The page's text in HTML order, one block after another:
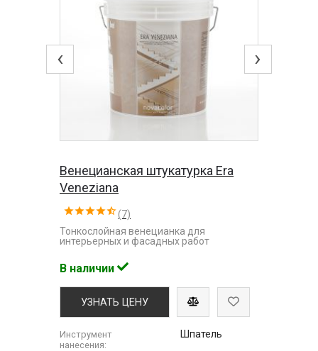
‹ ›
Венецианская штукатурка Era
Veneziana
(7)
Тонкослойная венецианка для
интерьерных и фасадных работ
В наличии
УЗНАТЬ ЦЕНУ
Инструмент
нанесения:
Шпатель